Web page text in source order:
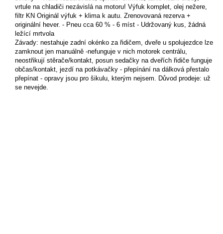
vrtule na chladiči nezávislá na motoru! Výfuk komplet, olej nežere,
filtr KN Originál výfuk + klima k autu. Zrenovovaná rezerva +
originální hever. - Pneu cca 60 % - 6 míst - Udržovaný kus, žádná
ležící mrtvola
Závady: nestahuje zadní okénko za řidičem, dveře u spolujezdce lze
zamknout jen manuálně -nefunguje v nich motorek centrálu,
neostřikují stěrače/kontakt, posun sedačky na dveřích řidiče funguje
občas/kontakt, jezdí na potkávačky - přepínání na dálková přestalo
přepínat - opravy jsou pro šikulu, kterým nejsem. Důvod prodeje: už
se nevejde.